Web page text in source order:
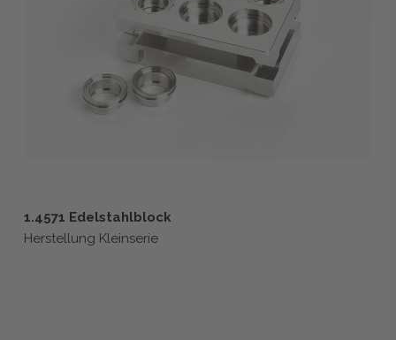
1.4571 Edelstahlblock
Herstellung Kleinserie